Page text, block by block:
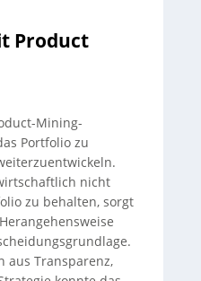
Product
Mining-
Portfolio zu
nicht
zu behalten, sorgt
aus Transparenz,